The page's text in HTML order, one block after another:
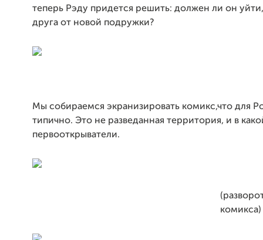
теперь Рэду придется решить: должен ли он
друга от новой подружки?
Мы собираемся экранизировать комикс,что для
типично. Это не разведанная территория, и в
первооткрыватели.
комикса)